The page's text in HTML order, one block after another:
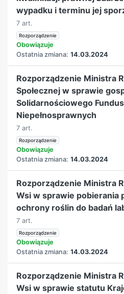
wypadku i terminu jej
7 art.
Rozporządzenie
Obowiązuje
Ostatnia zmiana: 14.03.2024
Rozporządzenie Ministra
Społecznej w sprawie
Solidarnościowego
Niepełnosprawnych
7 art.
Rozporządzenie
Obowiązuje
Ostatnia zmiana: 14.03.2024
Rozporządzenie Ministra
Wsi w sprawie pobierania
ochrony roślin do badań
7 art.
Rozporządzenie
Obowiązuje
Ostatnia zmiana: 14.03.2024
Rozporządzenie Ministra
Wsi w sprawie statutu